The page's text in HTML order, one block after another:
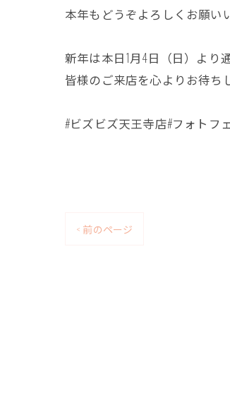
本年もどうぞよろしくお願い
新年は本日1月4日（日）より
皆様のご来店を心よりお待ち
#ビズビズ天王寺店#フォトフ
< 前のページ